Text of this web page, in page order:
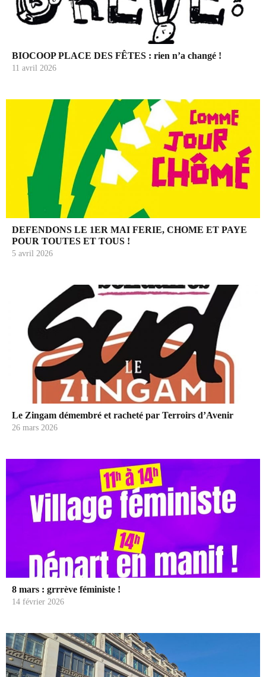
BIOCOOP PLACE DES FÊTES : rien n’a changé !
11 avril 2026
DEFENDONS LE 1ER MAI FERIE, CHOME ET PAYE
POUR TOUTES ET TOUS !
5 avril 2026
Le Zingam démembré et racheté par Terroirs d’Avenir
26 mars 2026
8 mars : grrrève féministe !
14 février 2026